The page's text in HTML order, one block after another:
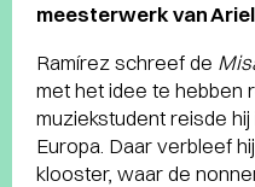
meesterwerk van
Ramírez schreef de
met het idee te hebben
muziekstudent reisde
Europa. Daar verbleef
klooster, waar de